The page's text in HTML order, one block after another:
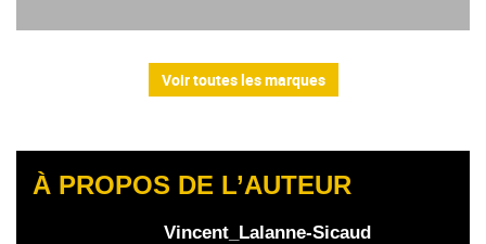
Voir toutes les marques
À PROPOS DE L’AUTEUR
Vincent_Lalanne-Sicaud